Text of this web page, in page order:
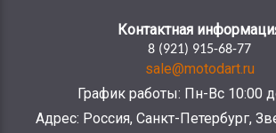
Контактная
8 (921) 915-68-77
sale@motodart.ru
График работы: Пн-Вс 10:00
Адрес: Россия, Санкт-Петербург,